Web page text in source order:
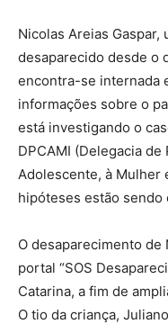
Nicolas Areias Gaspar,
desaparecido desde o
encontra-se internada
informações sobre o
está investigando o
DPCAMI (Delegacia de
Adolescente, à Mulher
hipóteses estão sendo
O desaparecimento
portal “SOS
Catarina, a fim de
O tio da criança,